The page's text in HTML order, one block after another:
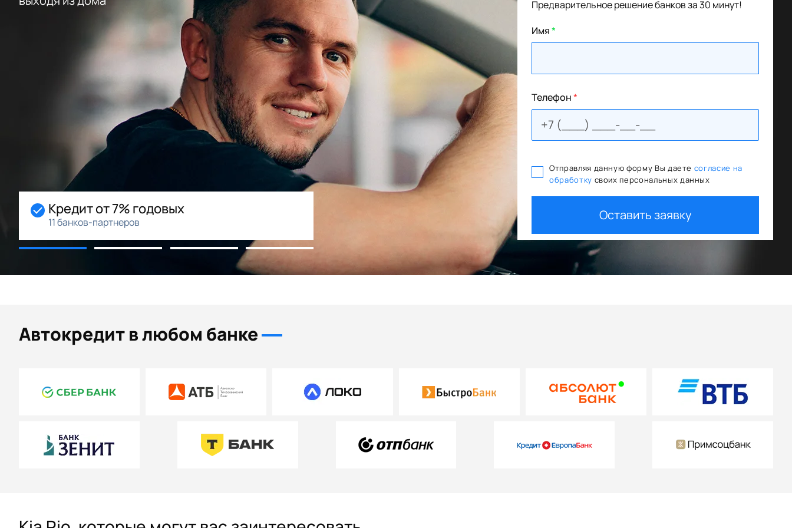
Начальный взнос 0%
Возможность рассрочки
Госпрограммы льготного кредитования Trade In как первый взнос
+ дополнительная скидка
Предварительное решение банков за 30 минут!
Имя*
Телефон*
Отправляя данную форму Вы даете согласие на
обработку своих персональных данных
Оставить заявку
Автокредит в любом банке